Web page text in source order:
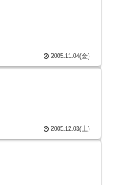
2005.11.04(金)
2005.12.03(土)